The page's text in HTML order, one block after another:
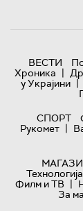
ВЕСТИ
Хроника |
у Украјини |
СПОРТ
Рукомет |
Технологијa
Филм и ТВ |
За